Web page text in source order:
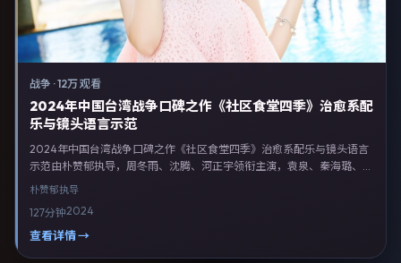
战争 ·12万 观看
2024年中国台湾战争口碑之作《社区食堂四季》治愈系配
乐与镜头语言示范
2024年中国台湾战争口碑之作《社区食堂四季》治愈系配乐与镜头语言
示范由朴赞郁执导，周冬雨、沈腾、河正宇领衔主演，袁泉、秦海璐、李
政宰等联合出演。剧情以战争类型为主线，融合中国台湾本土叙事与人物
2024年7月20日完成中国台湾摄制与后期，同年季度档期内全渠道上线
与二轮放映。影片在节奏、摄影与配乐上强调沉浸体验，可作为片单推
朴赞郁执导
127分钟2024
查看详情 →